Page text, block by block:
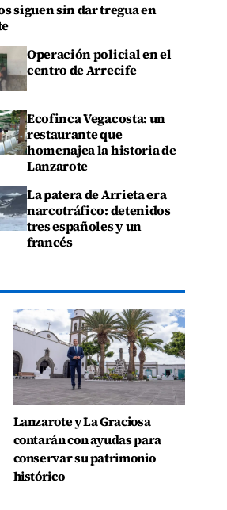
siguen sin dar tregua en
Operación policial en el
centro de Arrecife
Ecofinca Vegacosta: un
restaurante que
homenajea la historia de
Lanzarote
La patera de Arrieta era
narcotráfico: detenidos
tres españoles y un
francés
Lanzarote y La Graciosa
contarán con ayudas para
conservar su patrimonio
histórico